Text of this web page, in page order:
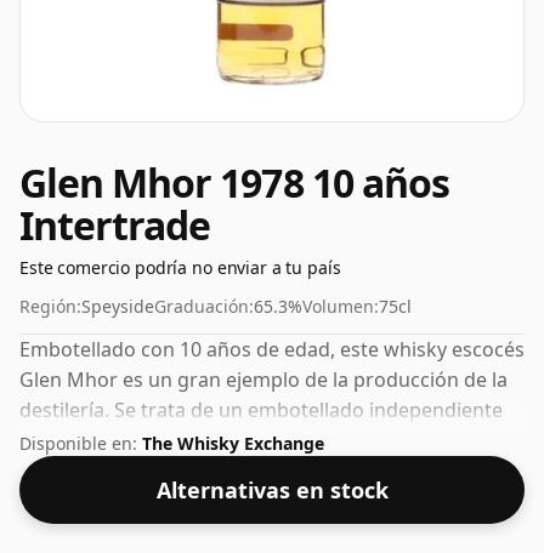
Glen Mhor 1978 10 años
Intertrade
Este comercio podría no enviar a tu país
Región:SpeysideGraduación:65.3%Volumen:75cl
Embotellado con 10 años de edad, este whisky escocés
Glen Mhor es un gran ejemplo de la producción de la
destilería. Se trata de un embotellado independiente
de la respetada empresa de whisky Intertrade. Este
puede considerarse un whisky de mayor
concentración, con un ABV del 65,3%. Se presenta en el
tamaño de embotellado habitual de 75 cl.
Disponible en: The Whisky Exchange
Alternativas en stock